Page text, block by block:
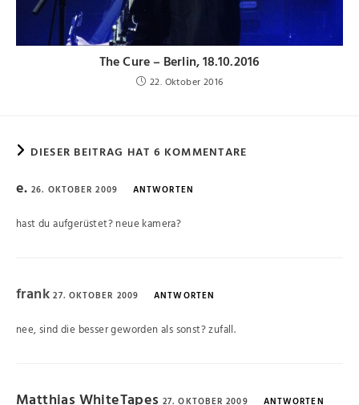
The Cure – Berlin, 18.10.2016
22. Oktober 2016
DIESER BEITRAG HAT 6 KOMMENTARE
e. 26. OKTOBER 2009 ANTWORTEN
hast du aufgerüstet? neue kamera?
frank27. OKTOBER 2009 ANTWORTEN
nee, sind die besser geworden als sonst? zufall.
27. OKTOBER 2009 ANTWORTEN